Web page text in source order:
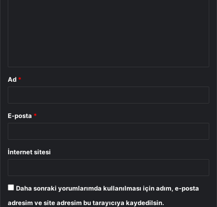
Ad *
E-posta *
İnternet sitesi
Daha sonraki yorumlarımda kullanılması için adım, e-posta
adresim ve site adresim bu tarayıcıya kaydedilsin.